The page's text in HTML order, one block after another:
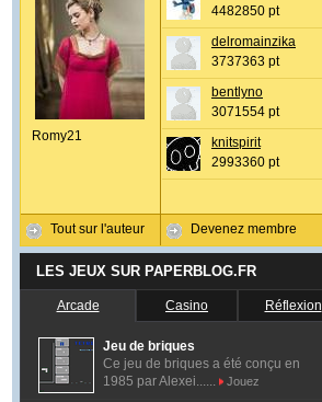
Romy21
Tout sur l'auteur
4482850 pt
delromainzika
3737363 pt
bentlyno
3071554 pt
knitspirit
2993360 pt
Devenez membre
LES JEUX SUR PAPERBLOG.FR
Arcade Casino Réflexion
Jeu de briques
Ce jeu de briques a été conçu en
1985 par Alexei......
Jouez